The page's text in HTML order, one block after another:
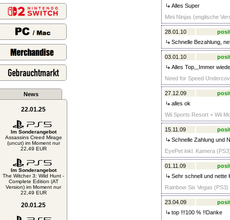
News
22.01.25
Im Sonderangebot
Assassins Creed Mirage
(uncut) im Moment nur
22,49 EUR
Im Sonderangebot
The Witcher 3: Wild Hunt -
Complete Edition (AT
Version) im Moment nur
22,49 EUR
20.01.25
Alles Super
Mini Ninjas (englische
28.01.10
Schnelle Bezahlung,
03.01.10
Alles Top,,,Immer
Need for Speed
27.12.09
alles ok
Wii Sports Resort + Wii
15.11.09
Schnelle Zahlung und
EyePet inkl. Kamera
01.11.09
Sehr schnell und nette
Rainbow Six Vegas
23.04.09
top !!!100 % !!Danke